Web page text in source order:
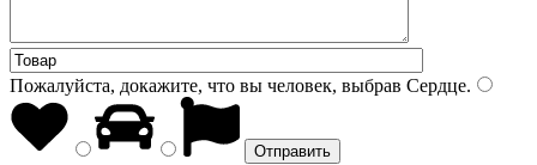
Пожалуйста, докажите, что вы человек, выбрав Сердце.